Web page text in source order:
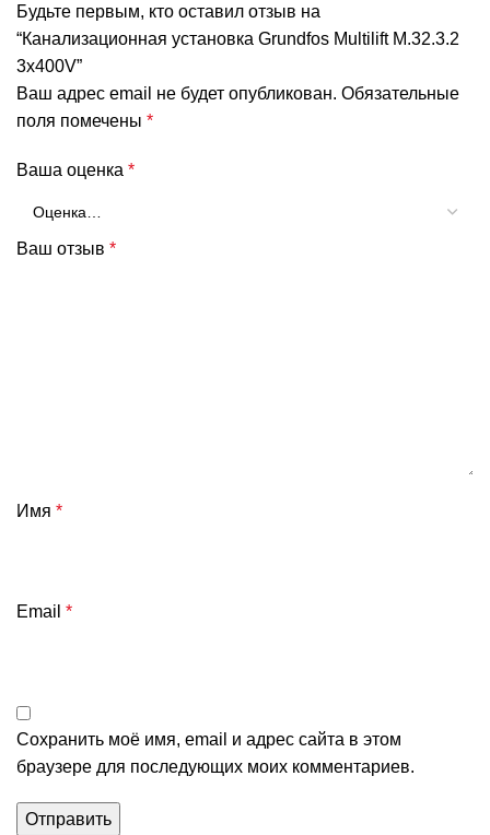
Будьте первым, кто оставил отзыв на
“Канализационная установка Grundfos Multilift M.32.3.2
3x400V”
Ваш адрес email не будет опубликован. Обязательные
поля помечены *
Ваша оценка *
Ваш отзыв *
Имя *
Email *
Сохранить моё имя, email и адрес сайта в этом
браузере для последующих моих комментариев.